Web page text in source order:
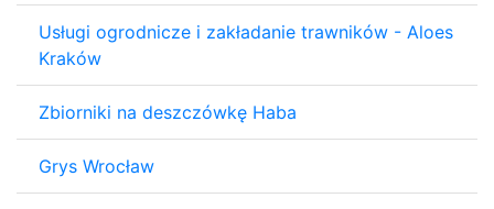
Usługi ogrodnicze i zakładanie trawników - Aloes
Kraków
Zbiorniki na deszczówkę Haba
Grys Wrocław